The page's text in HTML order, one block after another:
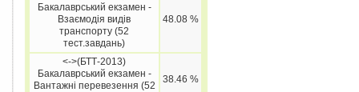
Бакалаврський екзамен -
Взаємодія видів
транспорту (52
тест.завдань)
48.08 %
<->(БТТ-2013)
Бакалаврський екзамен -
Вантажні перевезення (52
38.46 %